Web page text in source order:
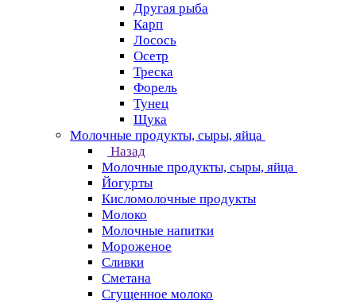
Другая рыба
Карп
Лосось
Осетр
Треска
Форель
Тунец
Щука
Молочные продукты, сыры, яйца
Назад
Молочные продукты, сыры, яйца
Йогурты
Кисломолочные продукты
Молоко
Молочные напитки
Мороженое
Сливки
Сметана
Сгущенное молоко